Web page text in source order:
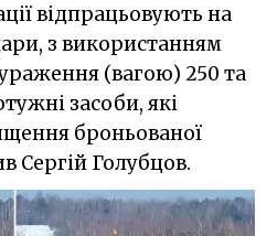
відпрацьовують на
з використанням
ураження (вагою) 250 та
засоби, які
броньованої
Сергій Голубцов.